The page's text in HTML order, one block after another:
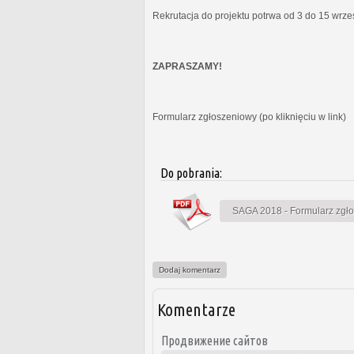
Rekrutacja do projektu potrwa od 3 do 15
ZAPRASZAMY!
Formularz zgłoszeniowy (po kliknięciu w link)
Do pobrania:
SAGA 2018 - Formularz
Dodaj komentarz
Komentarze
Продвижение сайтов